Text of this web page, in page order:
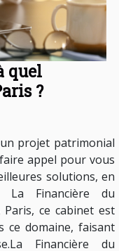
quel
?
projet patrimonial
appel pour vous
solutions, en
La Financière du
ce cabinet est
ce domaine, faisant
Financière du